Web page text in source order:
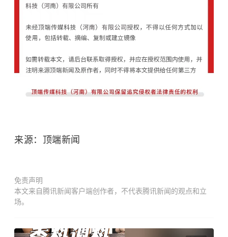
来源：顶端新闻
免责声明
本文来自腾讯新闻客户端创作者，不代表腾讯新闻的观点和立
场。